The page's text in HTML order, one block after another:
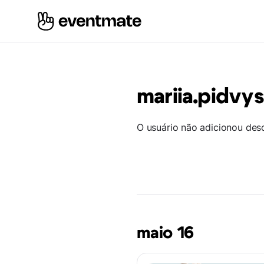
O usuário não adicionou
maio 16